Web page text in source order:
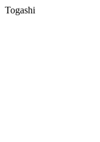
Togashi